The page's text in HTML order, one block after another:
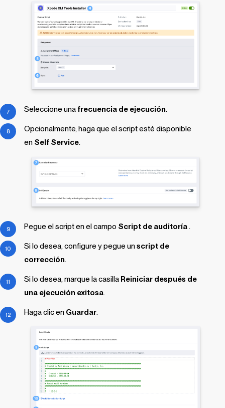
Seleccione una frecuencia de ejecución.
Opcionalmente, haga que el script esté disponible
en Self Service.
Pegue el script en el campo Script de auditoría.
Si lo desea, configure y pegue unscript de
corrección.
Si lo desea, marque la casilla Reiniciar después de
una ejecución exitosa.
Haga clic en Guardar.